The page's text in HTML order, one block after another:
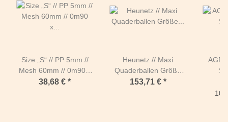
Size „S“ // PP 5mm //
Mesh 60mm // 0m90 x
1m10 // Opening short
38,68 € *
Heunetz // Maxi
Quaderballen Größe
"L" ≙ L 2m40 x B 1m00
153,71 € *